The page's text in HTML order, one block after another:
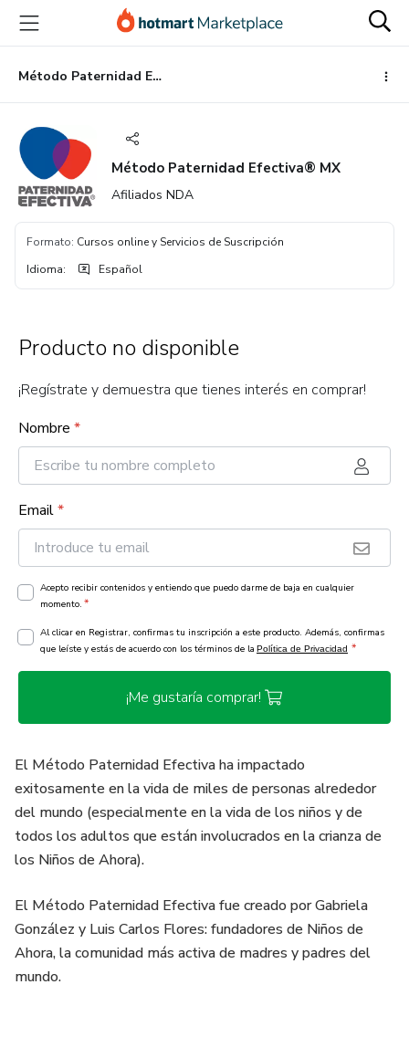
principal
página
de
página
Método Paternidad Efectiva® MX
Método Paternidad Efectiva® MX
Afiliados NDA
Formato: Cursos online y Servicios de Suscripción
Idioma: Español
Producto no disponible
¡Regístrate y demuestra que tienes interés en comprar!
Nombre *
Email*
Acepto recibir contenidos y entiendo que puedo darme de baja en cualquier
momento. *
Al clicar en Registrar, confirmas tu inscripción a este producto. Además, confirmas
que leíste y estás de acuerdo con los términos de la Política de Privacidad *
¡Me gustaría comprar!
El Método Paternidad Efectiva ha impactado
exitosamente en la vida de miles de personas alrededor
del mundo (especialmente en la vida de los niños y de
todos los adultos que están involucrados en la crianza de
los Niños de Ahora).
El Método Paternidad Efectiva fue creado por Gabriela
González y Luis Carlos Flores: fundadores de Niños de
Ahora, la comunidad más activa de madres y padres del
mundo.